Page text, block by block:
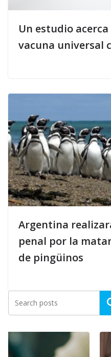
Un estudio
vacuna universal
Argentina
penal por la
de pingüinos